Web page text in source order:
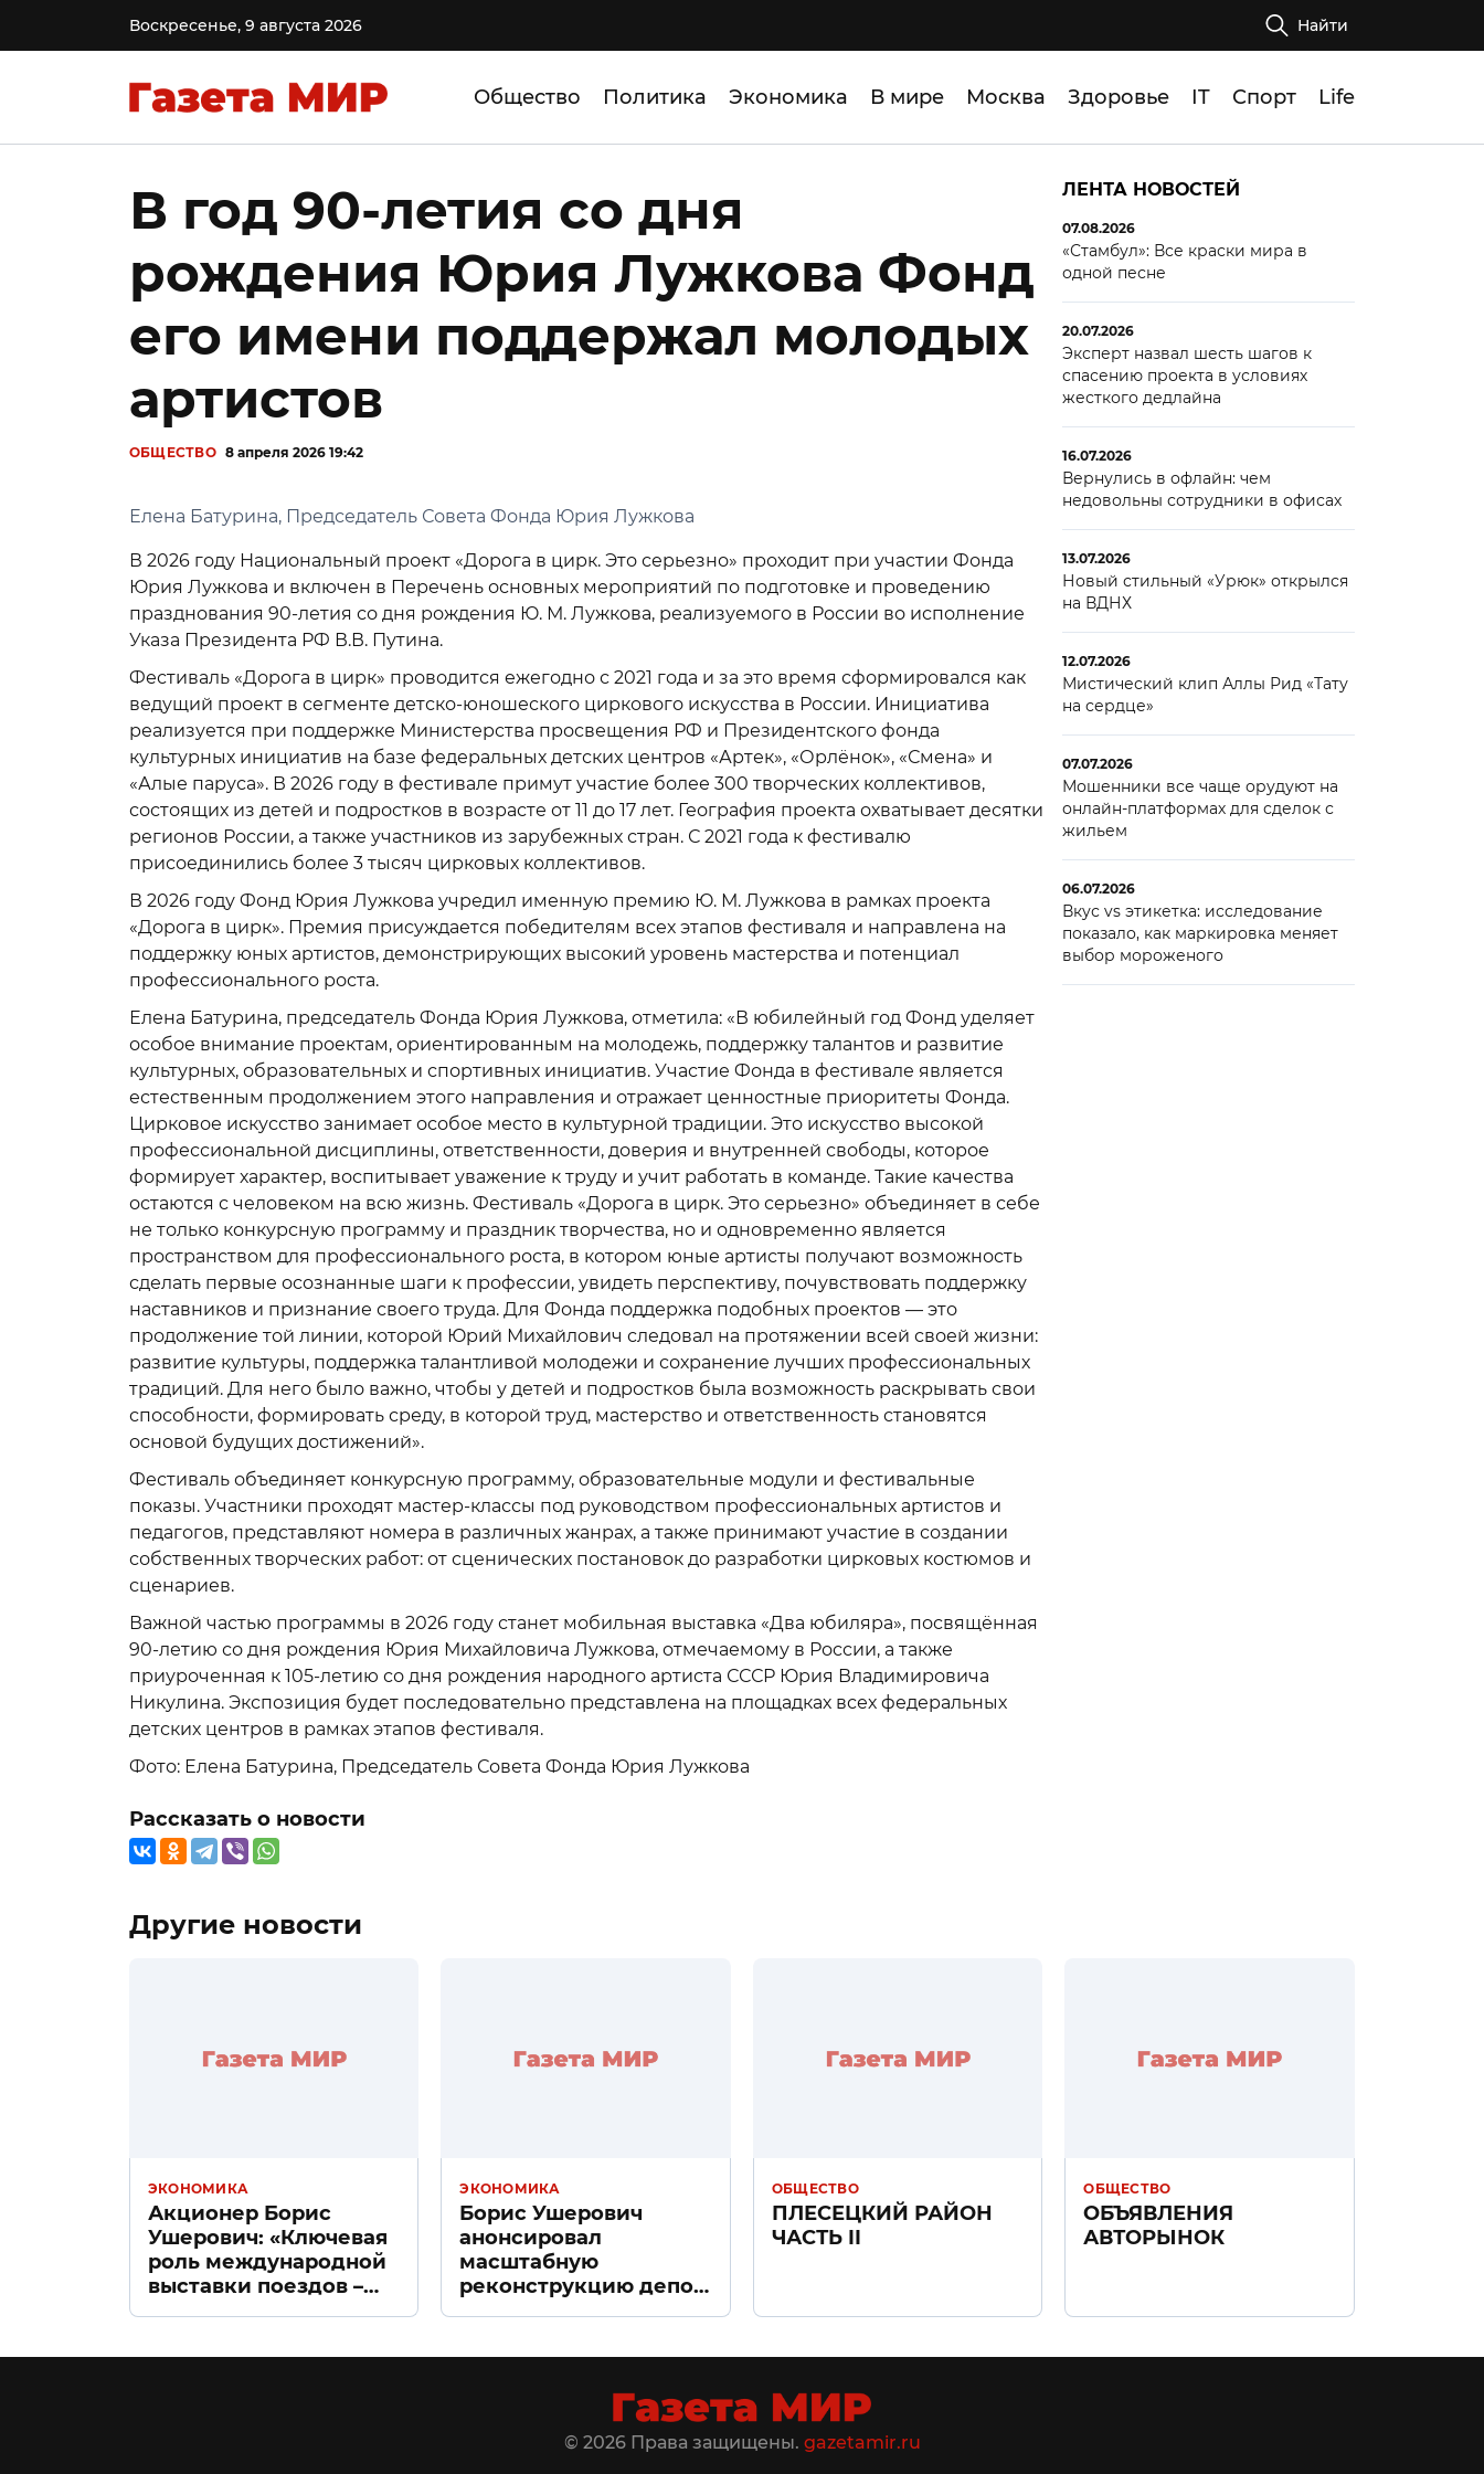
Воскресенье, 9 августа 2026 Найти
Общество Политика Экономика В мире Москва Здоровье IT Спорт Life
В год 90-летия со дня
рождения Юрия Лужкова Фонд
его имени поддержал молодых
артистов
ОБЩЕСТВО 8 апреля 2026 19:42
Елена Батурина, Председатель Совета Фонда Юрия Лужкова
В 2026 году Национальный проект «Дорога в цирк. Это серьезно» проходит при участии Фонда
Юрия Лужкова и включен в Перечень основных мероприятий по подготовке и проведению
празднования 90-летия со дня рождения Ю. М. Лужкова, реализуемого в России во исполнение
Указа Президента РФ В.В. Путина.
Фестиваль «Дорога в цирк» проводится ежегодно с 2021 года и за это время сформировался как
ведущий проект в сегменте детско-юношеского циркового искусства в России. Инициатива
реализуется при поддержке Министерства просвещения РФ и Президентского фонда
культурных инициатив на базе федеральных детских центров «Артек», «Орлёнок», «Смена» и
«Алые паруса». В 2026 году в фестивале примут участие более 300 творческих коллективов,
состоящих из детей и подростков в возрасте от 11 до 17 лет. География проекта охватывает десятки
регионов России, а также участников из зарубежных стран. С 2021 года к фестивалю
присоединились более 3 тысяч цирковых коллективов.
В 2026 году Фонд Юрия Лужкова учредил именную премию Ю. М. Лужкова в рамках проекта
«Дорога в цирк». Премия присуждается победителям всех этапов фестиваля и направлена на
поддержку юных артистов, демонстрирующих высокий уровень мастерства и потенциал
профессионального роста.
Елена Батурина, председатель Фонда Юрия Лужкова, отметила: «В юбилейный год Фонд уделяет
особое внимание проектам, ориентированным на молодежь, поддержку талантов и развитие
культурных, образовательных и спортивных инициатив. Участие Фонда в фестивале является
естественным продолжением этого направления и отражает ценностные приоритеты Фонда.
Цирковое искусство занимает особое место в культурной традиции. Это искусство высокой
профессиональной дисциплины, ответственности, доверия и внутренней свободы, которое
формирует характер, воспитывает уважение к труду и учит работать в команде. Такие качества
остаются с человеком на всю жизнь. Фестиваль «Дорога в цирк. Это серьезно» объединяет в себе
не только конкурсную программу и праздник творчества, но и одновременно является
пространством для профессионального роста, в котором юные артисты получают возможность
сделать первые осознанные шаги к профессии, увидеть перспективу, почувствовать поддержку
наставников и признание своего труда. Для Фонда поддержка подобных проектов — это
продолжение той линии, которой Юрий Михайлович следовал на протяжении всей своей жизни:
развитие культуры, поддержка талантливой молодежи и сохранение лучших профессиональных
традиций. Для него было важно, чтобы у детей и подростков была возможность раскрывать свои
способности, формировать среду, в которой труд, мастерство и ответственность становятся
основой будущих достижений».
Фестиваль объединяет конкурсную программу, образовательные модули и фестивальные
показы. Участники проходят мастер-классы под руководством профессиональных артистов и
педагогов, представляют номера в различных жанрах, а также принимают участие в создании
собственных творческих работ: от сценических постановок до разработки цирковых костюмов и
сценариев.
Важной частью программы в 2026 году станет мобильная выставка «Два юбиляра», посвящённая
90-летию со дня рождения Юрия Михайловича Лужкова, отмечаемому в России, а также
приуроченная к 105-летию со дня рождения народного артиста СССР Юрия Владимировича
Никулина. Экспозиция будет последовательно представлена на площадках всех федеральных
детских центров в рамках этапов фестиваля.
Фото: Елена Батурина, Председатель Совета Фонда Юрия Лужкова
Рассказать о новости
ЛЕНТА НОВОСТЕЙ
07.08.2026
«Стамбул»: Все краски мира в
одной песне
20.07.2026
Эксперт назвал шесть шагов к
спасению проекта в условиях
жесткого дедлайна
16.07.2026
Вернулись в офлайн: чем
недовольны сотрудники в офисах
13.07.2026
Новый стильный «Урюк» открылся
на ВДНХ
12.07.2026
Мистический клип Аллы Рид «Тату
на сердце»
07.07.2026
Мошенники все чаще орудуют на
онлайн-платформах для сделок с
жильем
06.07.2026
Вкус vs этикетка: исследование
показало, как маркировка меняет
выбор мороженого
Другие новости
ЭКОНОМИКА
Акционер Борис
Ушерович: «Ключевая
роль международной
выставки поездов –
поиск ответов на
ЭКОНОМИКА
Борис Ушерович
анонсировал
масштабную
реконструкцию депо
«Дачное» в Санкт-
ОБЩЕСТВО
ПЛЕСЕЦКИЙ РАЙОН
ЧАСТЬ II
ОБЩЕСТВО
ОБЪЯВЛЕНИЯ
АВТОРЫНОК
© 2026 Права защищены. gazetamir.ru